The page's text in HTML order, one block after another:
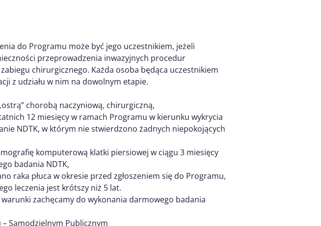
do Programu może być jego uczestnikiem, jeżeli
przeprowadzenia inwazyjnych procedur
chirurgicznego. Każda osoba będąca uczestnikiem
z udziału w nim na dowolnym etapie.
chorobą naczyniową, chirurgiczną,
12 miesięcy w ramach Programu w kierunku wykrycia
NDTK, w którym nie stwierdzono żadnych niepokojących
komputerową klatki piersiowej w ciągu 3 miesięcy
badania NDTK,
raka płuca w okresie przed zgłoszeniem się do Programu,
leczenia jest krótszy niż 5 lat.
warunki zachęcamy do wykonania darmowego badania
Samodzielnym Publicznym